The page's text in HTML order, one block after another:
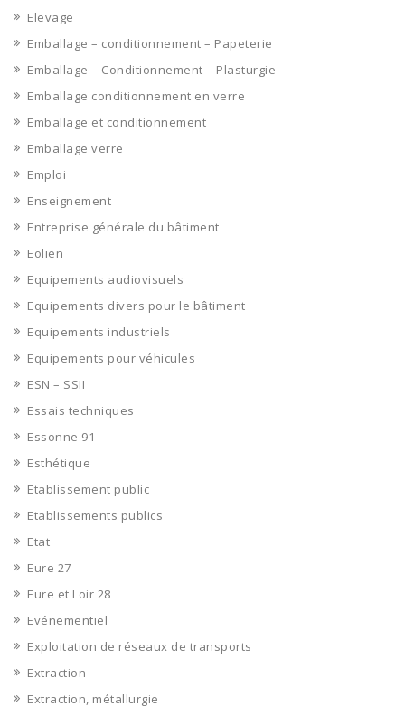
Elevage
Emballage – conditionnement – Papeterie
Emballage – Conditionnement – Plasturgie
Emballage conditionnement en verre
Emballage et conditionnement
Emballage verre
Emploi
Enseignement
Entreprise générale du bâtiment
Eolien
Equipements audiovisuels
Equipements divers pour le bâtiment
Equipements industriels
Equipements pour véhicules
ESN – SSII
Essais techniques
Essonne 91
Esthétique
Etablissement public
Etablissements publics
Etat
Eure 27
Eure et Loir 28
Evénementiel
Exploitation de réseaux de transports
Extraction
Extraction, métallurgie